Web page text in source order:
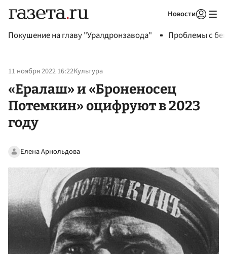
Новости
Покушение на главу "Уралдронзавода" Проблемы с
11 ноября 2022 16:22Культура
«Ералаш» и «Броненосец
Потемкин» оцифруют в 2023
году
Елена Арнольдова